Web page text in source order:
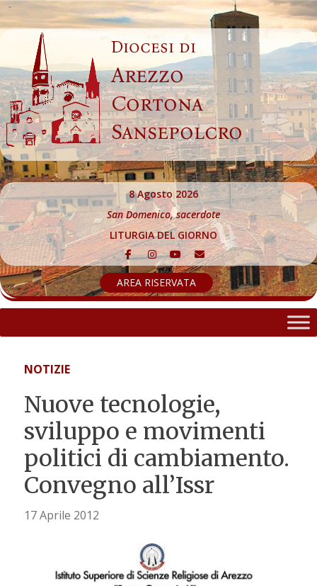
Skip
to
content
Diocesi di
Arezzo
Cortona
Sansepolcro
8 Agosto 2026
San Domenico, sacerdote
LITURGIA DEL GIORNO
AREA RISERVATA
NOTIZIE
Nuove tecnologie,
sviluppo e movimenti
politici di cambiamento.
Convegno all’Issr
17 Aprile 2012